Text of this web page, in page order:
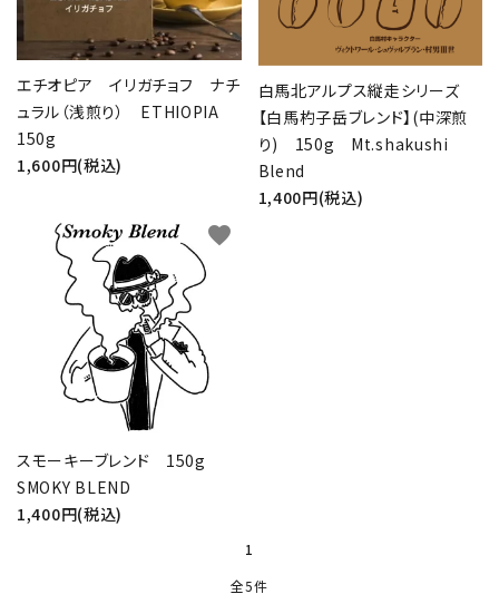
エチオピア イリガチョフ ナチ
ュラル（浅煎り） ETHIOPIA
150g
1,600円(税込)
白馬北アルプス縦走シリーズ
【白馬杓子岳ブレンド】(中深煎
り) 150g Mt.shakushi
Blend
1,400円(税込)
スモーキーブレンド 150g
SMOKY BLEND
1,400円(税込)
favorite
1
全5件